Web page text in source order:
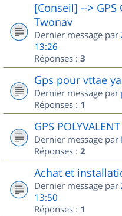
[Conseil] -->
Twonav
Dernier message par
13:26
Réponses : 3
Gps pour vttae
Dernier message par
Réponses : 1
GPS
Dernier message par
Réponses : 2
Achat et
Dernier message par
13:50
Réponses : 1